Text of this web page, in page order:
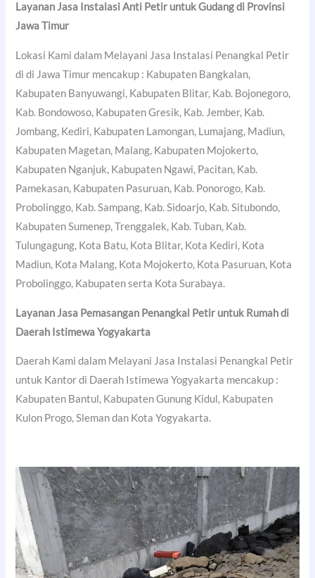
Layanan Jasa Instalasi Anti Petir untuk Gudang di Provinsi
Jawa Timur
Lokasi Kami dalam Melayani Jasa Instalasi Penangkal Petir
di di Jawa Timur mencakup : Kabupaten Bangkalan,
Kabupaten Banyuwangi, Kabupaten Blitar, Kab. Bojonegoro,
Kab. Bondowoso, Kabupaten Gresik, Kab. Jember, Kab.
Jombang, Kediri, Kabupaten Lamongan, Lumajang, Madiun,
Kabupaten Magetan, Malang, Kabupaten Mojokerto,
Kabupaten Nganjuk, Kabupaten Ngawi, Pacitan, Kab.
Pamekasan, Kabupaten Pasuruan, Kab. Ponorogo, Kab.
Probolinggo, Kab. Sampang, Kab. Sidoarjo, Kab. Situbondo,
Kabupaten Sumenep, Trenggalek, Kab. Tuban, Kab.
Tulungagung, Kota Batu, Kota Blitar, Kota Kediri, Kota
Madiun, Kota Malang, Kota Mojokerto, Kota Pasuruan, Kota
Probolinggo, Kabupaten serta Kota Surabaya.
Layanan Jasa Pemasangan Penangkal Petir untuk Rumah di
Daerah Istimewa Yogyakarta
Daerah Kami dalam Melayani Jasa Instalasi Penangkal Petir
untuk Kantor di Daerah Istimewa Yogyakarta mencakup :
Kabupaten Bantul, Kabupaten Gunung Kidul, Kabupaten
Kulon Progo, Sleman dan Kota Yogyakarta.